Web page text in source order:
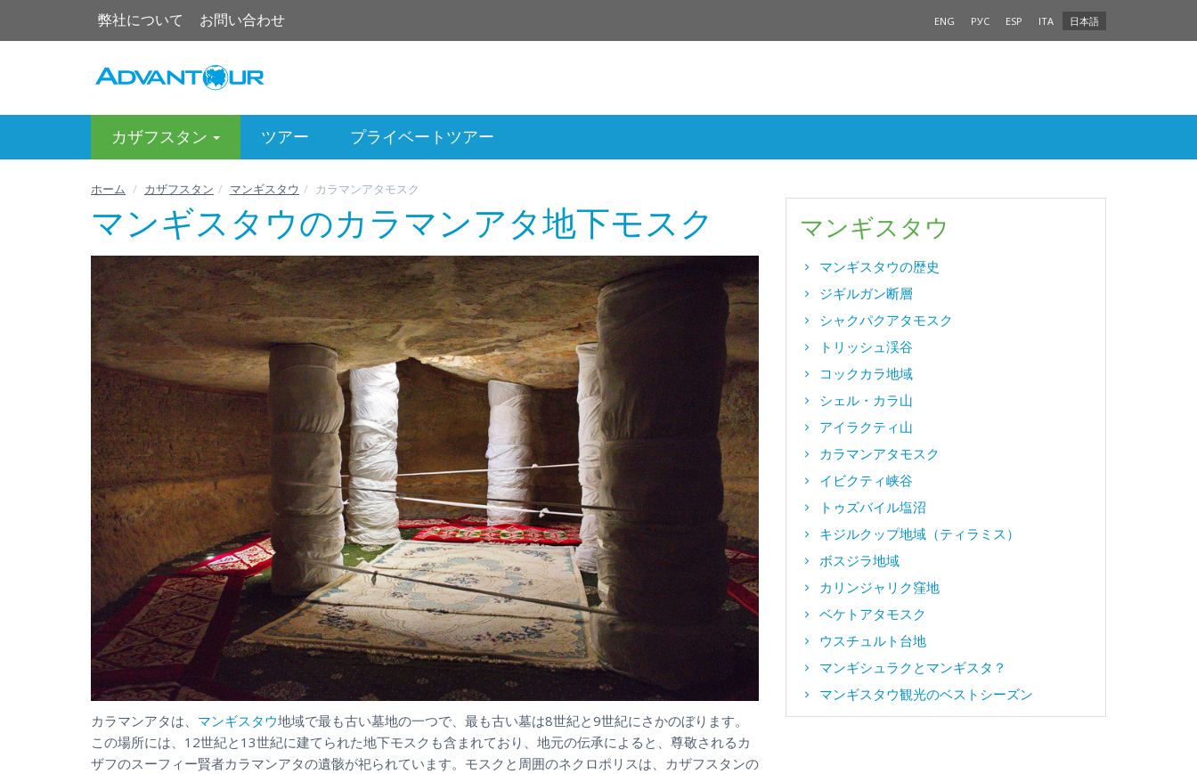
弊社について お問い合わせ ENG РУС ESP ITA 日本語
カザフスタン ツアー プライベートツアー
ホーム カザフスタン マンギスタウ カラマンアタモスク
マンギスタウのカラマンアタ地下モスク
カラマンアタは、 マンギスタウ地域で最も古い墓地の一つで、最も古い墓は8世紀と9世紀にさかのぼります。
この場所には、12世紀と13世紀に建てられた地下モスクも含まれており、地元の伝承によると、尊敬されるカ
ザフのスーフィー賢者カラマンアタの遺骸が祀られています。モスクと周囲のネクロポリスは、カザフスタンの
マンギスタウ
マンギスタウの歴史
ジギルガン断層
シャクパクアタモスク
トリッシュ渓谷
コックカラ地域
シェル・カラ山
アイラクティ山
カラマンアタモスク
イビクティ峡谷
トゥズバイル塩沼
キジルクップ地域（ティラミス）
ボスジラ地域
カリンジャリク窪地
ベケトアタモスク
ウスチュルト台地
マンギシュラクとマンギスタ？
マンギスタウ観光のベストシーズン